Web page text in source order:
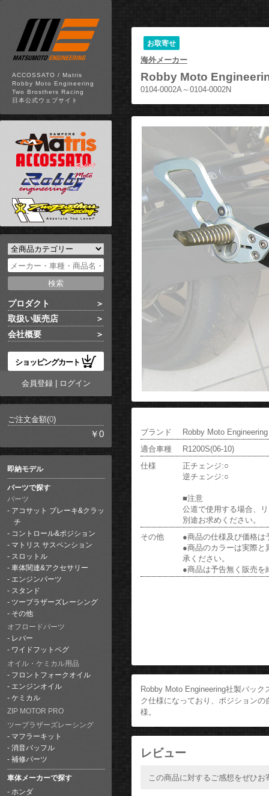
ACCOSSATO / Matris
Robby Moto Engineering
Two Brosthers Racing
日本公式ウェブサイト
プロダクト
取扱い販売店
会社概要
ショッピングカート
会員登録| ログイン
ご注文金額(0)
￥0
即納モデル
パーツで探す
パーツ
アコサット ブレーキ&クラッ
チ
コントロール&ポジション
マトリス サスペンション
スロットル
車体関連&アクセサリー
エンジンパーツ
スタンド
ツーブラザーズレーシング
その他
オフロードパーツ
レバー
ワイドフットペグ
オイル・ケミカル用品
フロントフォークオイル
エンジンオイル
ケミカル
ZIP MOTOR PRO
ツーブラザーズレーシング
マフラーキット
消音バッフル
補修パーツ
車体メーカーで探す
ホンダ
お取寄せ
海外メーカー
Robby Moto
0104-0002A～0104-0002N
ブランド
Robby Moto Engineering
適合車種
R1200S(06-10)
仕様
正チェンジ:○
逆チェンジ:○
■注意
公道で使用する場合、
別途お求めください。
その他
●商品の仕様及び価格は
●商品のカラーは実際と
承ください。
●商品は予告無く販売を
Robby Moto Engineering社製バッ
ク仕様になっており、ポジション
様。
レビュー
この商品に対するご感想をぜひお